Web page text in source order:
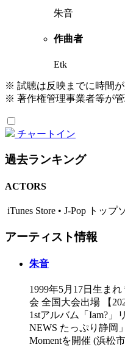
朱音
作曲者
Etk
※ 試聴は反映までに時間が
※ 著作権管理事業者等が管
チャートイン
過去ランキング
ACTORS
iTunes Store • J-Pop トップ
アーティスト情報
朱音
1999年5月17日生ま
会 全国大会出場 【
1stアルバム「Iam?」
NEWS たっぷり静岡
Momentを開催 (浜松